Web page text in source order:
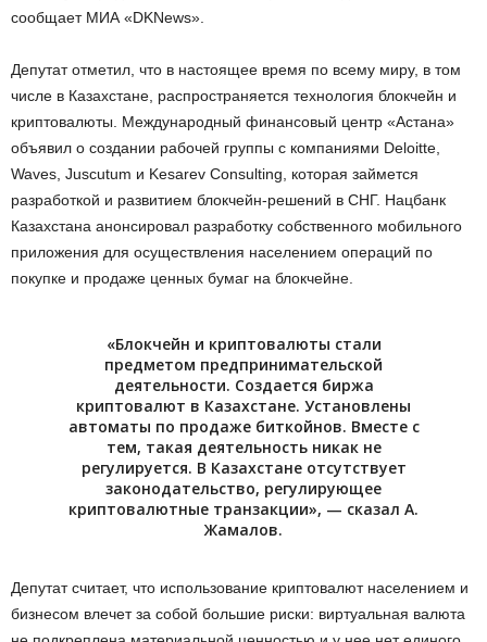
сообщает МИА «DKNews».
Депутат отметил, что в настоящее время по всему миру, в том
числе в Казахстане, распространяется технология блокчейн и
криптовалюты. Международный финансовый центр «Астана»
объявил о создании рабочей группы с компаниями Deloitte,
Waves, Juscutum и Kesarev Consulting, которая займется
разработкой и развитием блокчейн-решений в СНГ. Нацбанк
Казахстана анонсировал разработку собственного мобильного
приложения для осуществления населением операций по
покупке и продаже ценных бумаг на блокчейне.
«Блокчейн и криптовалюты стали
предметом предпринимательской
деятельности. Создается биржа
криптовалют в Казахстане. Установлены
автоматы по продаже биткойнов. Вместе с
тем, такая деятельность никак не
регулируется. В Казахстане отсутствует
законодательство, регулирующее
криптовалютные транзакции», — сказал А.
Жамалов.
Депутат считает, что использование криптовалют населением и
бизнесом влечет за собой большие риски: виртуальная валюта